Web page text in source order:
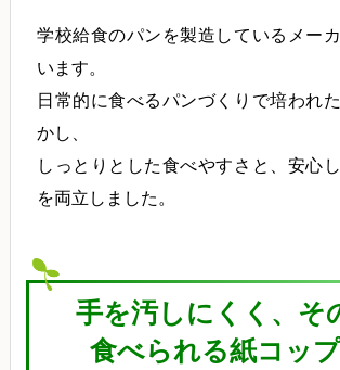
学校給食のパンを製造しているメー
います。
日常的に食べるパンづくりで培われ
かし、
しっとりとした食べやすさと、安心
を両立しました。
手を汚しにくく、そ
食べられる紙コッ